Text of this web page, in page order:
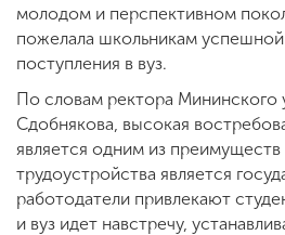
молодом и перспективном
пожелала школьникам
поступления в вуз.
По словам ректора Мининского
Сдобнякова, высокая
является одним из преимуществ
трудоустройства является
работодатели привлекают
и вуз идет навстречу,